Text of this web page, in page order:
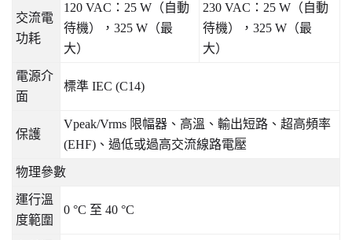
交流電
功耗
120 VAC ： 25 W （自動
待機）， 325 W （最
大）
230 VAC ： 25 W （自動
待機）， 325 W （最
大）
電源介
面
標準 IEC (C14)
保護
Vpeak/Vrms 限幅器、高溫、輸出短路、超高頻率
(EHF) 、過低或過高交流線路電壓
物理參數
運行溫
度範圍
0 °C 至 40 °C